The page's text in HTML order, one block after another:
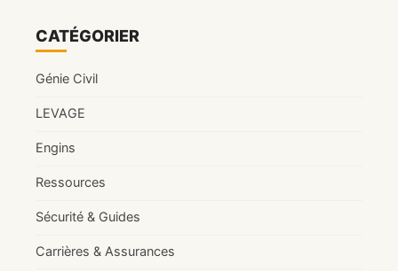
CATÉGORIER
Génie Civil
LEVAGE
Engins
Ressources
Sécurité & Guides
Carrières & Assurances